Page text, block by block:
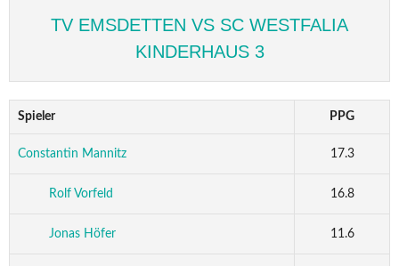
TV EMSDETTEN VS SC WESTFALIA
KINDERHAUS 3
Spieler PPG
Constantin Mannitz 17.3
Rolf Vorfeld 16.8
Jonas Höfer 11.6